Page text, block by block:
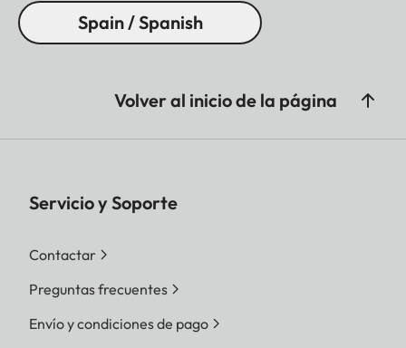
Spain / Spanish
Volver al inicio de la página
Servicio y Soporte
Contactar
Preguntas frecuentes
Envío y condiciones de pago